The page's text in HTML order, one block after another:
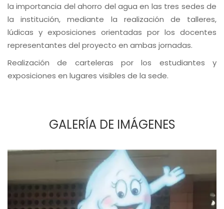
la importancia del ahorro del agua en las tres sedes de
la institución, mediante la realización de talleres,
lúdicas y exposiciones orientadas por los docentes
representantes del proyecto en ambas jornadas.
Realización de carteleras por los estudiantes y
exposiciones en lugares visibles de la sede.
GALERÍA DE IMÁGENES